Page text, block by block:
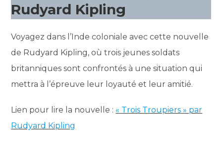
Rudyard Kipling
Voyagez dans l’Inde coloniale avec cette nouvelle
de Rudyard Kipling, où trois jeunes soldats
britanniques sont confrontés à une situation qui
mettra à l’épreuve leur loyauté et leur amitié.
Lien pour lire la nouvelle : « Trois Troupiers » par
Rudyard Kipling